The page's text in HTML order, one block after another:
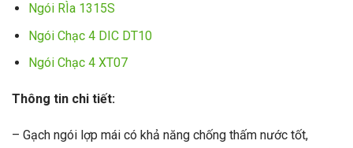
Ngói RÌa 1315S
Ngói Chạc 4 DIC DT10
Ngói Chạc 4 XT07
Thông tin chi tiết:
– Gạch ngói lợp mái có khả năng chống thấm nước tốt,